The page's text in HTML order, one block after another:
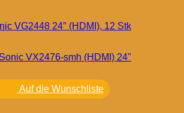
VG2448 24″ (HDMI), 12 Stk
Auf die Wunschliste